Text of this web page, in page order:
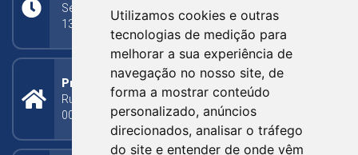
Utilizamos cookies e outras
tecnologias de medição para
melhorar a sua experiência de
navegação no nosso site, de
forma a mostrar conteúdo
personalizado, anúncios
direcionados, analisar o tráfego
do site e entender de onde vêm
Segunda a Sexta: 8h às 11h30min (manhã);
13h30min às 17h (tarde)
Prefeitura Municipal
Rua Silva Jardim, 505 - Bairro Centro - CEP: 95340-
000